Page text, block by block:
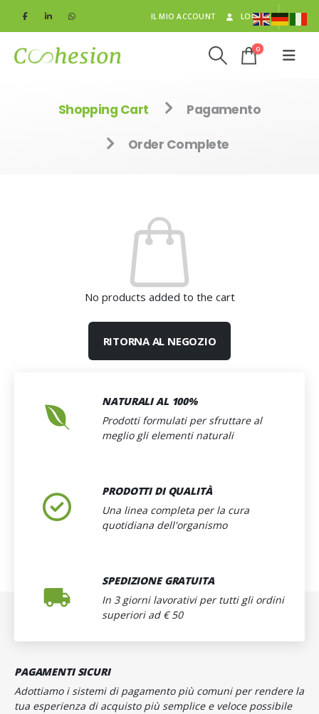
IL MIO ACCOUNT LOG IN
0
Shopping Cart Pagamento
Order Complete
No products added to the cart
RITORNA AL NEGOZIO
NATURALI AL 100%
Prodotti formulati per sfruttare al
meglio gli elementi naturali
PRODOTTI DI QUALITÀ
Una linea completa per la cura
quotidiana dell'organismo
SPEDIZIONE GRATUITA
In 3 giorni lavorativi per tutti gli ordini
superiori ad € 50
PAGAMENTI SICURI
Adottiamo i sistemi di pagamento più comuni per rendere la
tua esperienza di acquisto più semplice e veloce possibile